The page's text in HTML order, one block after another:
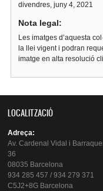
divendres, juny 4, 2021
Nota legal:
Les imatges d’aquesta
la llei vigent i podran
imatge en alta resolució
LOCALITZACIÓ
Adreça:
Av. Cardenal Vidal i
36
08035 Barcelona
934 285 457 / 934 279 371
C5J2+8G Barcelona